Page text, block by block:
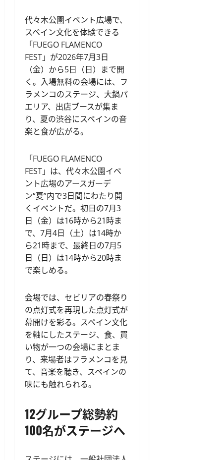
代々木公園イベント広場で、
スペイン文化を体験できる
「FUEGO FLAMENCO
FEST」が2026年7月3日
（金）から5日（日）まで開
く。入場無料の会場には、フ
ラメンコのステージ、大鍋パ
エリア、出店ブースが集ま
り、夏の渋谷にスペインの音
楽と食が広がる。
「FUEGO FLAMENCO
FEST」は、代々木公園イベ
ント広場のアースガーデ
ン“夏”内で3日間にわたり開
くイベントだ。初日の7月3
日（金）は16時から21時ま
で、7月4日（土）は14時か
ら21時まで、最終日の7月5
日（日）は14時から20時ま
で楽しめる。
会場では、セビリアの春祭り
の点灯式を再現した点灯式が
幕開けを彩る。スペイン文化
を軸にしたステージ、食、買
い物が一つの会場にまとま
り、来場者はフラメンコを見
て、音楽を聴き、スペインの
味にも触れられる。
12グループ総勢約
100名がステージへ